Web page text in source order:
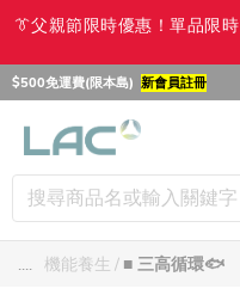
👔父親節限時優惠！單品限時
$500免運費(限本島) 新會員註冊
.... 機能養生 ■ 三高循環🐟